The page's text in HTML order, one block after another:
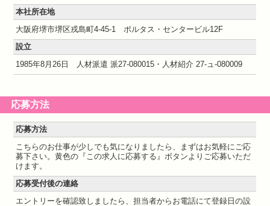
本社所在地
大阪府堺市堺区戎島町4-45-1 ポルタス・センタービル12F
設立
1985年8月26日 人材派遣 派27-080015・人材紹介 27-ュ-080009
応募方法
応募方法
こちらのお仕事が少しでも気になりましたら、まずはお気軽にご応
募下さい。黄色の『この求人に応募する』ボタンよりご応募いただ
けます。
応募受付後の連絡
エントリーを確認致しましたら、担当者からお電話にて登録日の設